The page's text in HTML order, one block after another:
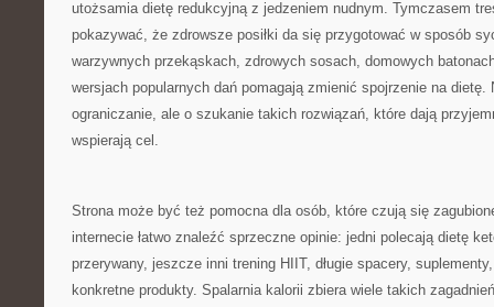
utożsamia dietę redukcyjną z jedzeniem nudnym. Tymczasem
pokazywać, że zdrowsze posiłki da się przygotować w sposób
warzywnych przekąskach, zdrowych sosach, domowych
wersjach popularnych dań pomagają zmienić spojrzenie na dietę.
ograniczanie, ale o szukanie takich rozwiązań, które dają
wspierają cel.
Strona może być też pomocna dla osób, które czują się
internecie łatwo znaleźć sprzeczne opinie: jedni polecają dietę
przerywany, jeszcze inni trening HIIT, długie spacery,
konkretne produkty. Spalarnia kalorii zbiera wiele takich